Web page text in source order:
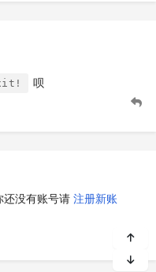
呗
还没有账号请 注册新账